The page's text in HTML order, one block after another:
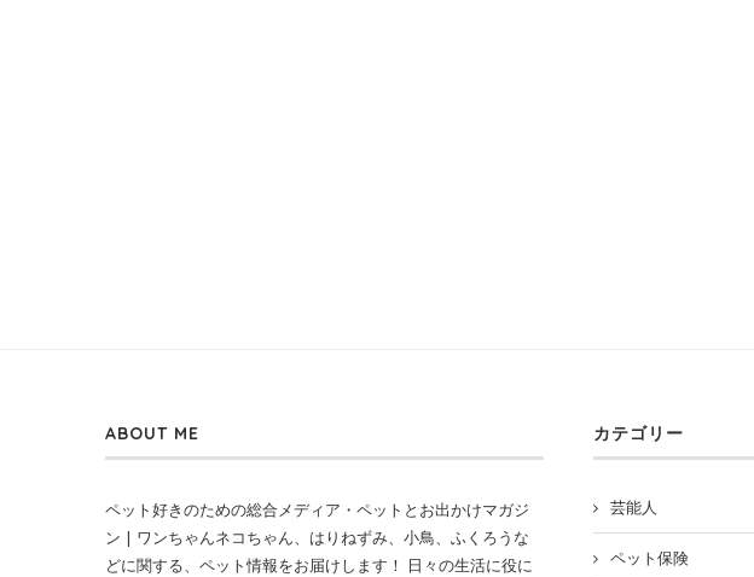
ABOUT ME
ペット好きのための総合メディア・ペットとお出かけマガジ
ン | ワンちゃんネコちゃん、はりねずみ、小鳥、ふくろうな
どに関する、ペット情報をお届けします！ 日々の生活に役に
カテゴリー
芸能人
ペット保険